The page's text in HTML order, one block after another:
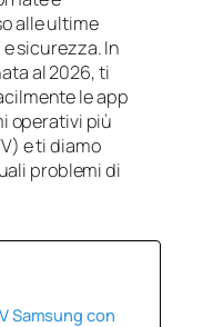
alle ultime
sicurezza. In
al 2026, ti
le app
operativi più
e ti diamo
problemi di
Samsung con